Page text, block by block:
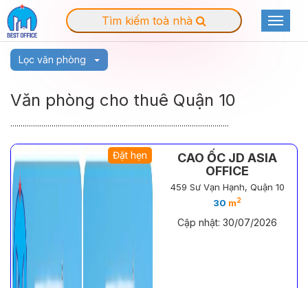
Tìm kiếm toà nhà
Toggle
Văn phòng cho thuê Quận 10
..........................................................................................................
Đặt hẹn
CAO ỐC JD ASIA
OFFICE
459 Sư Vạn Hạnh, Quận 10
30 m2
Cập nhật: 30/07/2026